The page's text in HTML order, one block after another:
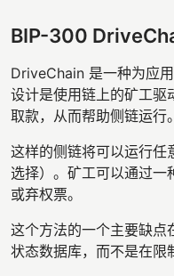
BIP-300
DriveChain 是一种为应
设计是使用链上的矿工驱
取款，从而帮助侧链运行。
这样的侧链将可以运行任
选择）。矿工可以通过一
或弃权票。
这个方法的一个主要缺
状态数据库，而不是在限